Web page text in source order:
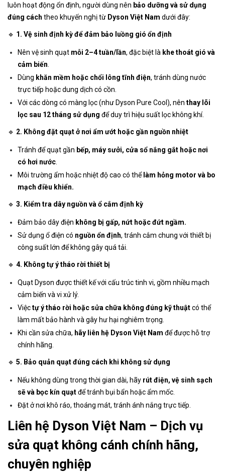
luôn hoạt động ổn định, người dùng nên bảo dưỡng và sử dụng
đúng cách theo khuyến nghị từ Dyson Việt Nam dưới đây:
🔹 1. Vệ sinh định kỳ để đảm bảo luồng gió ổn định
Nên vệ sinh quạt mỗi 2–4 tuần/lần, đặc biệt là khe thoát gió và
cảm biến
Dùng khăn mềm hoặc chổi lông tĩnh điện, tránh dùng nước
trực tiếp hoặc dung dịch có cồn.
Với các dòng có màng lọc (như Dyson Pure Cool), nên thay lõi
lọc sau 12 tháng sử dụng để duy trì hiệu suất lọc không khí.
🔹 2. Không đặt quạt ở nơi ẩm ướt hoặc gần nguồn nhiệt
Tránh để quạt gần bếp, máy sưởi, cửa sổ nắng gắt hoặc nơi
có hơi nước
Môi trường ẩm hoặc nhiệt độ cao có thể làm hỏng motor và bo
mạch điều khiển.
🔹 3. Kiểm tra dây nguồn và ổ cắm định kỳ
Đảm bảo dây điện không bị gấp, nứt hoặc đứt ngầm.
Sử dụng ổ điện có nguồn ổn định, tránh cắm chung với thiết bị
công suất lớn để không gây quá tải.
🔹 4. Không tự ý tháo rời thiết bị
Quạt Dyson được thiết kế với cấu trúc tinh vi, gồm nhiều mạch
cảm biến và vi xử lý.
Việctự ý tháo rời hoặc sửa chữa không đúng kỹ thuậtcó thể
làm mất bảo hành và gây hư hại nghiêm trọng.
Khi cần sửa chữa, hãy liên hệ Dyson Việt Nam để được hỗ trợ
chính hãng.
🔹 5. Bảo quản quạt đúng cách khi không sử dụng
Nếu không dùng trong thời gian dài, hãy rút điện, vệ sinh sạch
sẽ và bọc kín quạtđể tránh bụi bẩn hoặc ẩm mốc.
Đặt ở nơi khô ráo, thoáng mát, tránh ánh nắng trực tiếp.
Liên hệ Dyson Việt Nam – Dịch vụ
sửa quạt không cánh chính hãng,
chuyên nghiệp